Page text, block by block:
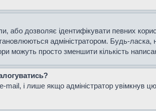
або дозволяє ідентифікувати певних
адміністратором. Будь-ласка,
можуть просто зменшити кількість
і лише якщо адміністратор увімкнув